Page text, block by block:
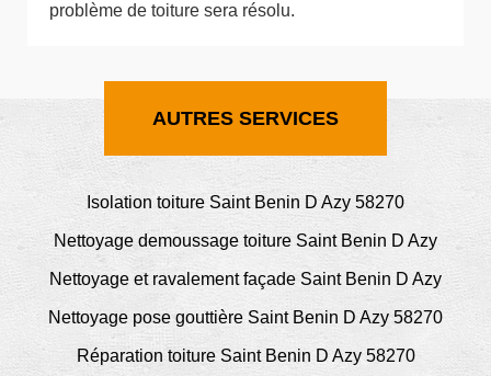
problème de toiture sera résolu.
AUTRES SERVICES
Isolation toiture Saint Benin D Azy 58270
Nettoyage demoussage toiture Saint Benin D Azy
Nettoyage et ravalement façade Saint Benin D Azy
Nettoyage pose gouttière Saint Benin D Azy 58270
Réparation toiture Saint Benin D Azy 58270